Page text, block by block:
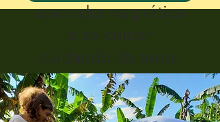
aprender na prática
a se cuidar
cuidando da terra!